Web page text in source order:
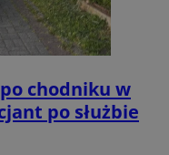
chodniku w
po służbie